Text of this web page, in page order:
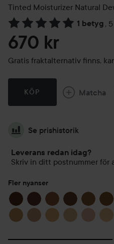
Tinted Moisturizer Natural
1 betyg ,
Hoppa till Betyg &
670 kr
Gratis fraktalternativ finns,
KÖP Matcha
Se prishistorik
Leverans redan idag?
Skriv in ditt postnummer för
Fler nyanser